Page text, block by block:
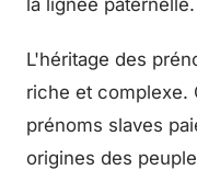
L'héritage des
riche et complexe.
prénoms slaves
origines des